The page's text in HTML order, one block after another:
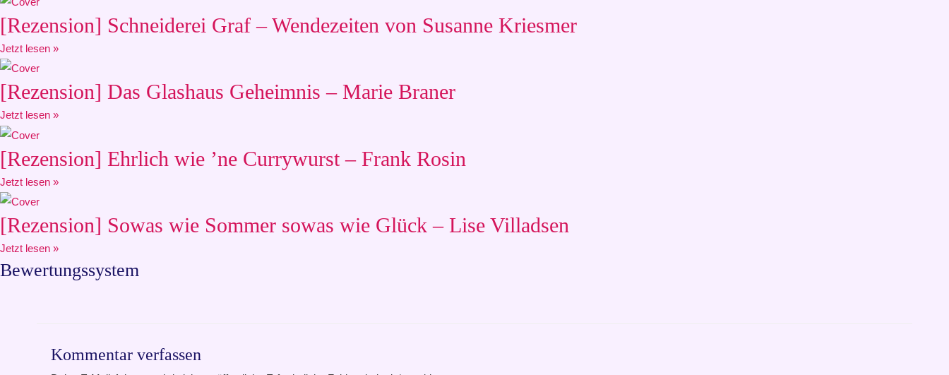
[Rezension] Schneiderei Graf – Wendezeiten von Susanne Kriesmer
Jetzt lesen »
[Rezension] Das Glashaus Geheimnis – Marie Braner
Jetzt lesen »
[Rezension] Ehrlich wie ’ne Currywurst – Frank Rosin
Jetzt lesen »
[Rezension] Sowas wie Sommer sowas wie Glück – Lise Villadsen
Jetzt lesen »
Bewertungssystem
Kommentar verfassen